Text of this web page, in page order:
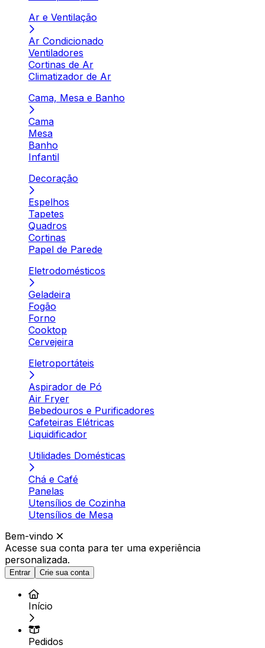
Ar e Ventilação
Ar Condicionado
Ventiladores
Cortinas de Ar
Climatizador de Ar
Cama, Mesa e Banho
Cama
Mesa
Banho
Infantil
Decoração
Espelhos
Tapetes
Quadros
Cortinas
Papel de Parede
Eletrodomésticos
Geladeira
Fogão
Forno
Cooktop
Cervejeira
Eletroportáteis
Aspirador de Pó
Air Fryer
Bebedouros e Purificadores
Cafeteiras Elétricas
Liquidificador
Utilidades Domésticas
Chá e Café
Panelas
Utensílios de Cozinha
Utensílios de Mesa
Bem-vindo
Acesse sua conta para ter uma experiência
personalizada.
Entrar Crie sua conta
Início
Pedidos